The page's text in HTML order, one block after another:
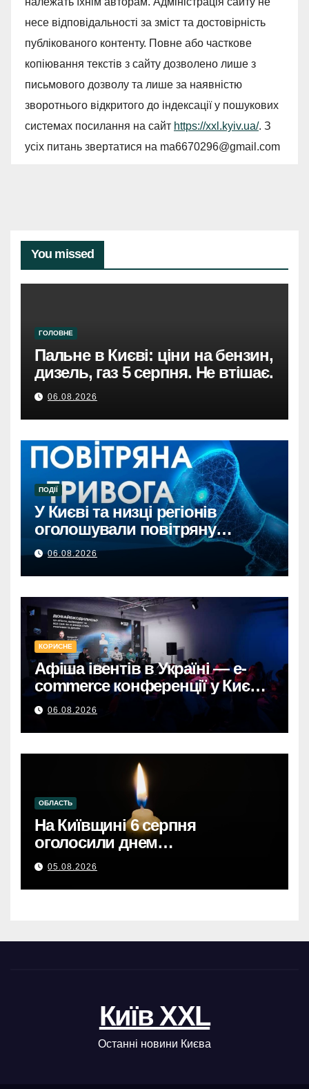
несе відповідальності за зміст та достовірність
публікованого контенту. Повне або часткове
копіювання текстів з сайту дозволено лише з
письмового дозволу та лише за наявністю
зворотнього відкритого до індексації у пошукових
системах посилання на сайт https://xxl.kyiv.ua/. З
усіх питань звертатися на ma6670296@gmail.com
You missed
ГОЛОВНЕ
Пальне в Києві: ціни на бензин,
дизель, газ 5 серпня. Не втішає.
06.08.2026
ПОДІЇ
У Києві та низці регіонів
оголошували повітряну
тривогу через загрозу
балістикиПовітряна тривога в
Києві та регіонах: загроза
балістичної атаки.
06.08.2026
КОРИСНЕ
Афіша івентів в Україні — e-
commerce конференції у Києві,
що формують майбутнє
онлайн-торгівлі.
06.08.2026
ОБЛАСТЬ
На Київщині 6 серпня
оголосили днем
жалобиКиївщина в жалобі: 6
серпня – день скорботи за
загиблими.
05.08.2026
Київ XXL
Останні новини Києва